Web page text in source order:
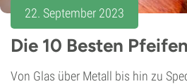
22. September 2023
Die 10 Besten
Von Glas über Metall bis hin zu